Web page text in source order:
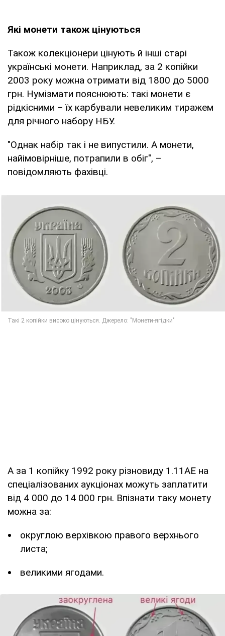
Які монети також цінуються
Також колекціонери цінують й інші старі
українські монети. Наприклад, за 2 копійки
2003 року можна отримати від 1800 до 5000
грн. Нумізмати пояснюють: такі монети є
рідкісними – їх карбували невеликим тиражем
для річного набору НБУ.
"Однак набір так і не випустили. А монети,
найімовірніше, потрапили в обіг", –
повідомляють фахівці.
А за 1 копійку 1992 року різновиду 1.11АЕ на
спеціалізованих аукціонах можуть заплатити
від 4 000 до 14 000 грн. Впізнати таку монету
можна за:
округлою верхівкою правого верхнього
листа;
великими ягодами.